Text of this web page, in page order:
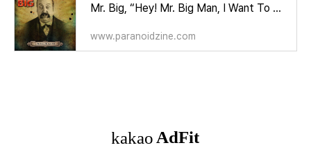
Mr. Big, “Hey! Mr. Big Man, I Want To Be With You!”
www.paranoidzine.com